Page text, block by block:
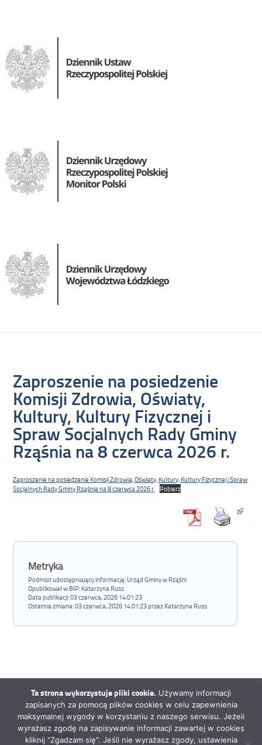
Zaproszenie na posiedzenie
Komisji Zdrowia, Oświaty,
Kultury, Kultury Fizycznej i
Spraw Socjalnych Rady Gminy
Rząśnia na 8 czerwca 2026 r.
Zaproszenie na posiedzenie Komisji Zdrowia, Oświaty, Kultury, Kultury Fizycznej i Spraw
Socjalnych Rady Gminy Rząśnia na 8 czerwca 2026 r.
Pobierz
Metryka
Podmiot udostępniający informację: Urząd Gminy w Rząśni
Opublikował w BIP: Katarzyna Russ
Data publikacji:03 czerwca, 2026 14:01:23
Ostatnia zmiana:03 czerwca, 2026 14:01:23 przez Katarzyna Russ
Deklaracja
dostępności
Polityka
prywatności
Ta strona wykorzystuje pliki cookie. Używamy informacji
zapisanych za pomocą plików cookies w celu zapewnienia
maksymalnej wygody w korzystaniu z naszego serwisu. Jeżeli
wyrażasz zgodę na zapisywanie informacji zawartej w cookies
kliknij "Zgadzam się". Jeśli nie wyrażasz zgody, ustawienia